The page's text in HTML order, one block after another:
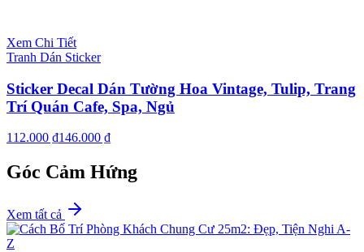
Xem Chi Tiết
Tranh Dán Sticker
Sticker Decal Dán Tường Hoa Vintage, Tulip, Trang
Trí Quán Cafe, Spa, Ngủ
112.000 ₫146.000 ₫
Góc Cảm Hứng
Xem tất cả